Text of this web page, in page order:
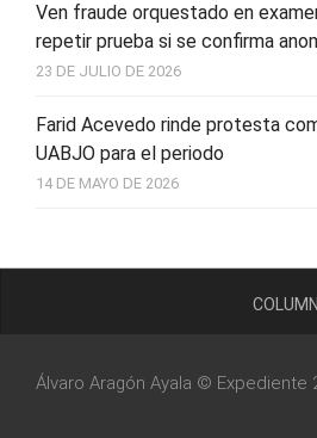
Ven fraude orquestado en
repetir prueba si se confirma
23 DE JULIO DE 2026
Farid Acevedo rinde protesta
UABJO para el periodo
14 DE MAYO DE 2026
Álvaro Aragón Ayala © Expediente